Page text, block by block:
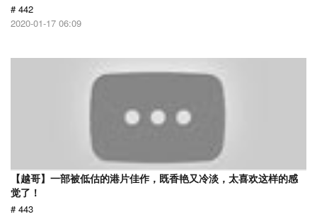
# 442
2020-01-17 06:09
【越哥】一部被低估的港片佳作，既香艳又冷淡，太喜欢这样的感
觉了！
# 443